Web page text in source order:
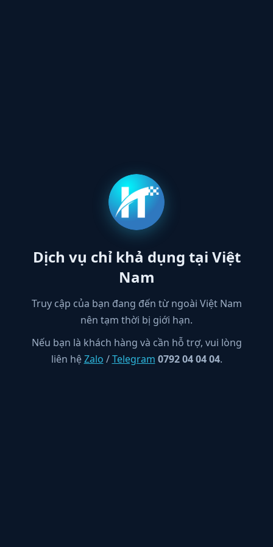
Dịch vụ chỉ khả dụng tại Việt
Nam
Truy cập của bạn đang đến từ ngoài Việt Nam
nên tạm thời bị giới hạn.
Nếu bạn là khách hàng và cần hỗ trợ, vui lòng
liên hệZalo /Telegram 0792 04 04 04.